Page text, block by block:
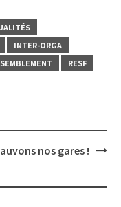
INTER-ORGA
RESF
nos gares !